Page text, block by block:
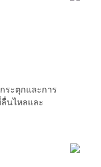
ระตุกและการ
ลื่นไหลและ